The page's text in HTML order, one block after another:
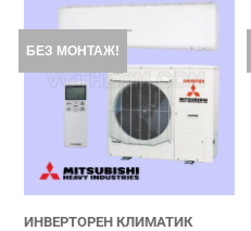
БЕЗ МОНТАЖ!
ИНВЕРТОРЕН КЛИМАТИК